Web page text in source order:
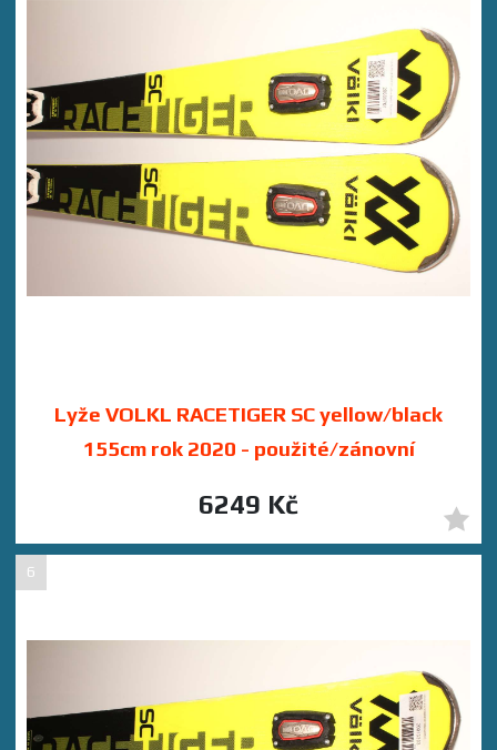
Lyže VOLKL RACETIGER SC yellow/black
155cm rok 2020 - použité/zánovní
6249 Kč
6